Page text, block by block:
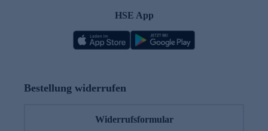
HSE App
Bestellung widerrufen
Widerrufsformular